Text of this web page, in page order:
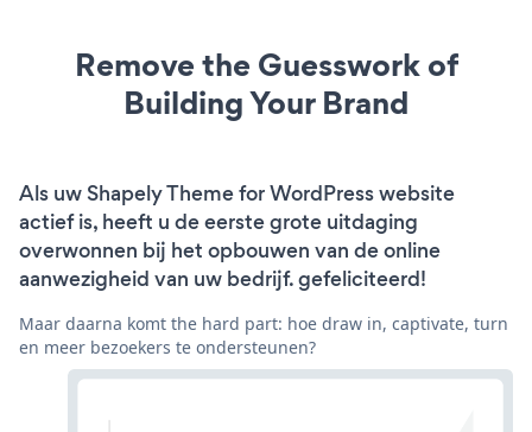
Remove the Guesswork of
Building Your Brand
Als uw Shapely Theme for WordPress website
actief is, heeft u de eerste grote uitdaging
overwonnen bij het opbouwen van de online
aanwezigheid van uw bedrijf. gefeliciteerd!
Maar daarna komt the hard part: hoe draw in, captivate, turn
en meer bezoekers te ondersteunen?